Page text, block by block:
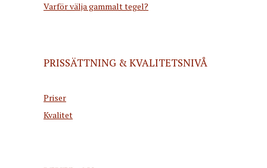
Varför välja gammalt tegel?
PRISSÄTTNING & KVALITETSNIVÅ
Priser
Kvalitet